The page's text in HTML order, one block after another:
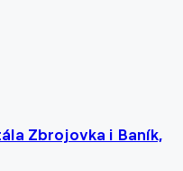
Zbrojovka i Baník,